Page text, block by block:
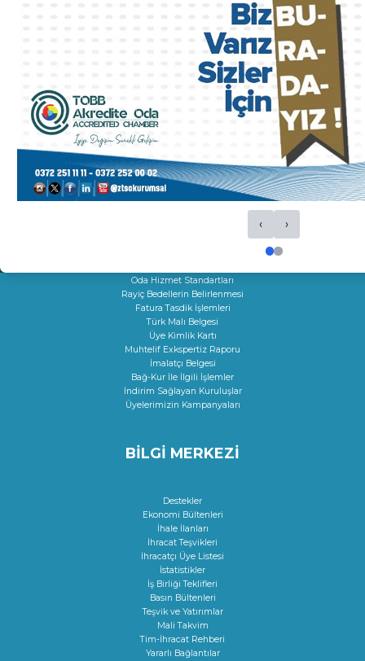
‹ ›
HİZMETLERİMİZ
Ticaret Sicil İşlemleri
Kapasite Raporları
Sigortacılık Levha Kaydı
Faaliyet Belgesi
Mersis
Yerli Malı Belgesi
Oda Hizmet Standartları
Rayiç Bedellerin Belirlenmesi
Fatura Tasdik İşlemleri
Türk Malı Belgesi
Üye Kimlik Kartı
Muhtelif Exkspertiz Raporu
İmalatçı Belgesi
Bağ-Kur İle İlgili İşlemler
İndirim Sağlayan Kuruluşlar
Üyelerimizin Kampanyaları
BİLGİ MERKEZİ
Destekler
Ekonomi Bültenleri
İhale İlanları
İhracat Teşvikleri
İhracatçı Üye Listesi
İstatistikler
İş Birliği Teklifleri
Basın Bültenleri
Teşvik ve Yatırımlar
Mali Takvim
Tim-İhracat Rehberi
Yararlı Bağlantılar